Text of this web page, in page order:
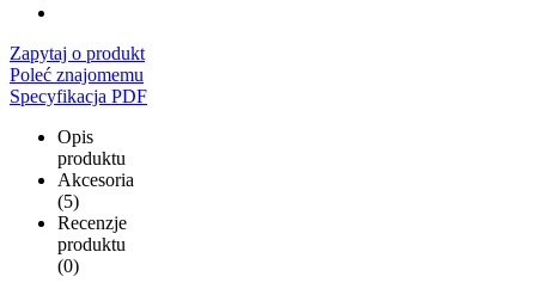
Zapytaj o produkt
Poleć znajomemu
Specyfikacja PDF
Opis
produktu
Akcesoria
(5)
Recenzje
produktu
(0)